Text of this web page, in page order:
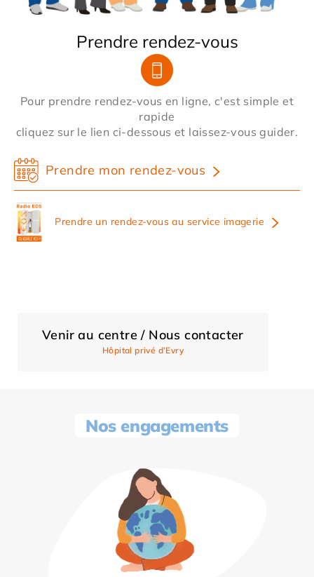
Prendre rendez-vous
Pour prendre rendez-vous en ligne, c'est simple et
rapide
cliquez sur le lien ci-dessous et laissez-vous guider.
Prendre mon rendez-vous
Prendre un rendez-vous au service imagerie
Venir au centre / Nous contacter
Hôpital privé d’Evry
Nos engagements